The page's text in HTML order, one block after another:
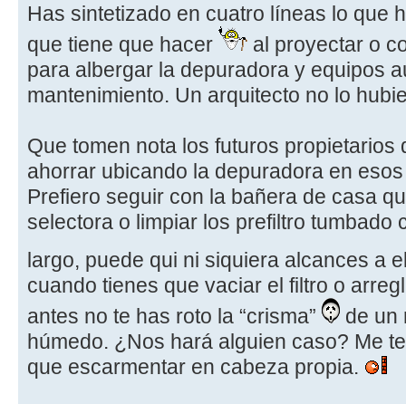
Has sintetizado en cuatro líneas lo que
que tiene que hacer
al proyectar o
para albergar la depuradora y equipos
mantenimiento. Un arquitecto no lo
Que tomen nota los futuros propietarios
ahorrar ubicando la depuradora en
Prefiero seguir con la bañera de casa
selectora o limpiar los prefiltro tumbado
largo, puede qui ni siquiera alcances a
cuando tienes que vaciar el filtro o
antes no te has roto la “crisma”
de un
húmedo. ¿Nos hará alguien caso? Me
que escarmentar en cabeza propia.